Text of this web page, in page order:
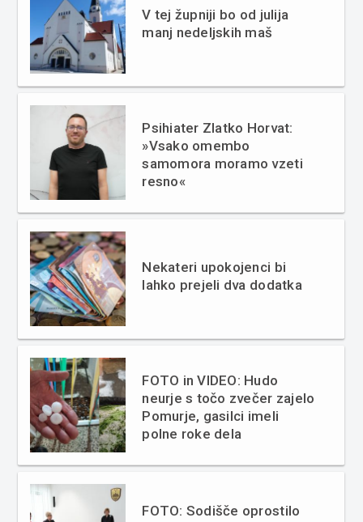
V tej župniji bo od julija
manj nedeljskih maš
Psihiater Zlatko Horvat:
»Vsako omembo
samomora moramo vzeti
resno«
Nekateri upokojenci bi
lahko prejeli dva dodatka
FOTO in VIDEO: Hudo
neurje s točo zvečer zajelo
Pomurje, gasilci imeli
polne roke dela
FOTO: Sodišče oprostilo